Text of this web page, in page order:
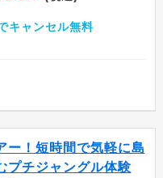
キャンセル無料
ー！短時間で気軽に島
プチジャングル体験